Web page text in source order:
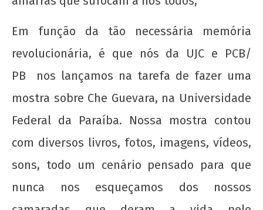
outubro
de 2012
wp-
admin
Nota Política da UJC - PARA ALÉM DA
Em função da tão necessária memória
revolucionária, é que nós da UJC e PCB/
PB nos lançamos na tarefa de fazer uma
mostra sobre Che Guevara, na Universidade
Federal da Paraíba. Nossa mostra contou
com diversos livros, fotos, imagens, vídeos,
sons, todo um cenário pensado para que
nunca nos esqueçamos dos nossos